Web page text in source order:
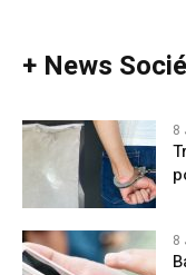
+ News
8
8